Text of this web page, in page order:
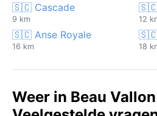
🇸🇨 Cascade
9 km
🇸🇨
12
🇸🇨 Anse Royale
16 km
🇸🇨
18
Weer in Beau